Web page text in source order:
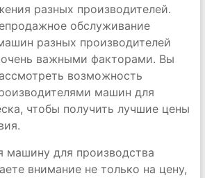
разных производителей.
обслуживание
разных производителей
важными факторами. Вы
возможность
машин для
чтобы получить лучшие цены
машину для производства
внимание не только на цену,